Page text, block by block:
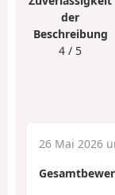
der
Beschreibung
4 / 5
26 Mai 2026